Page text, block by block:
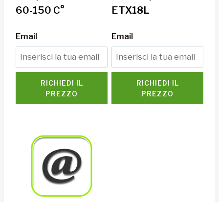
60-150 C°
Email
RICHIEDI IL
PREZZO
ETX18L
Email
RICHIEDI IL
PREZZO